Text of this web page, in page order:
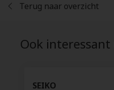
Terug naar overzicht
Ook
SEIKO